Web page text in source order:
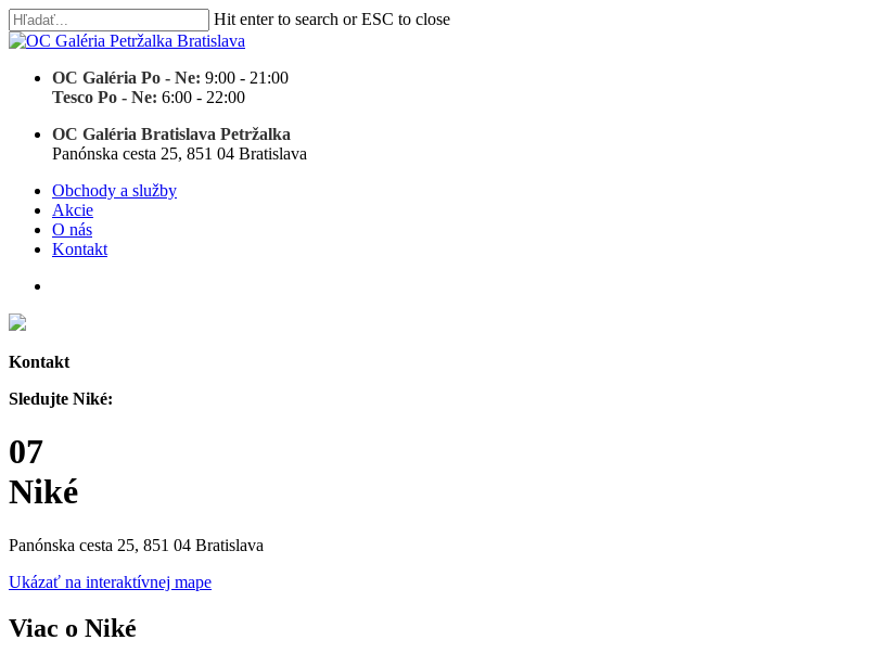
Skip
to
content
Hit enter to search or ESC to close
Close
OC Galéria Po - Ne: 9:00 - 21:00
Tesco Po - Ne: 6:00 - 22:00
OC Galéria Bratislava Petržalka
Panónska cesta 25, 851 04 Bratislava
Menu
search
Menu
Obchody a služby
Akcie
O nás
Kontakt
Kontakt
Sledujte Niké:
07
Niké
Panónska cesta 25, 851 04 Bratislava
Ukázať na interaktívnej mape
Viac o Niké